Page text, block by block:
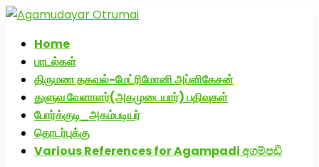
Home
பாடல்கள்
திருமண தகவல்-மேட்ரிமோனி அப்ளிகேசன்
துளுவ வேளாளர்(அகமுடையார்) பதிவுகள்
போர்க்குடி_அகம்படியர்
தொடர்புக்கு
Various References for Agampadi අගම්පඩි
அகமுடையார் திருமண வரன்களுக்கு அகமுடையார்மேட்ரி-